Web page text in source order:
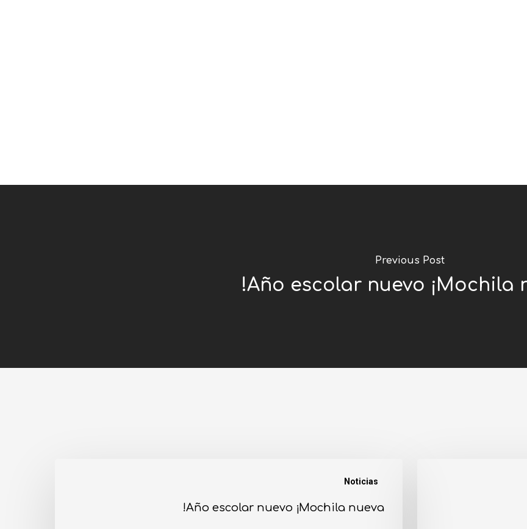
Previous Post
Año escolar nuevo ¡Mochila
Noticias
Año escolar nuevo ¡Mochila nueva!